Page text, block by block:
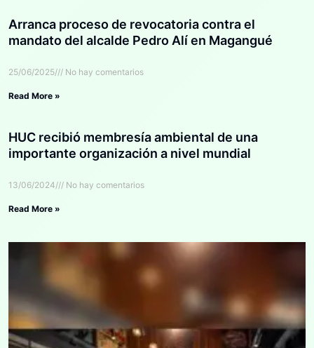
Arranca proceso de revocatoria contra el
mandato del alcalde Pedro Alí en Magangué
25/06/2025 No hay comentarios
Read More »
HUC recibió membresía ambiental de una
importante organización a nivel mundial
13/06/2024 No hay comentarios
Read More »